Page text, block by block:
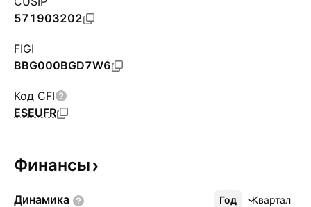
571903202
FIGI
BBG000BGD7W6
Код CFI
ESEUFR
Финансы
Динамика Год Квартал
Ещё